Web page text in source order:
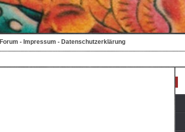
Forum - Impressum - Datenschutzerklärung